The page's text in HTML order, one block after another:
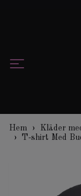
Hem
Kläder
T-shirt Med